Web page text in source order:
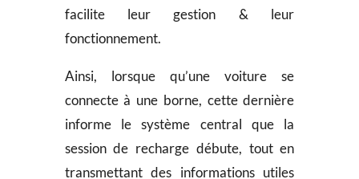
facilite leur gestion & leur
fonctionnement.
Ainsi, lorsque qu’une voiture se
connecte à une borne, cette dernière
informe le système central que la
session de recharge débute, tout en
transmettant des informations utiles